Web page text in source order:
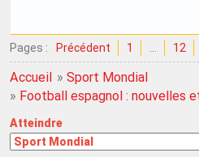
Pages : Précédent 1 12
Accueil »Sport Mondial
» Football espagnol : nouvelles
Atteindre